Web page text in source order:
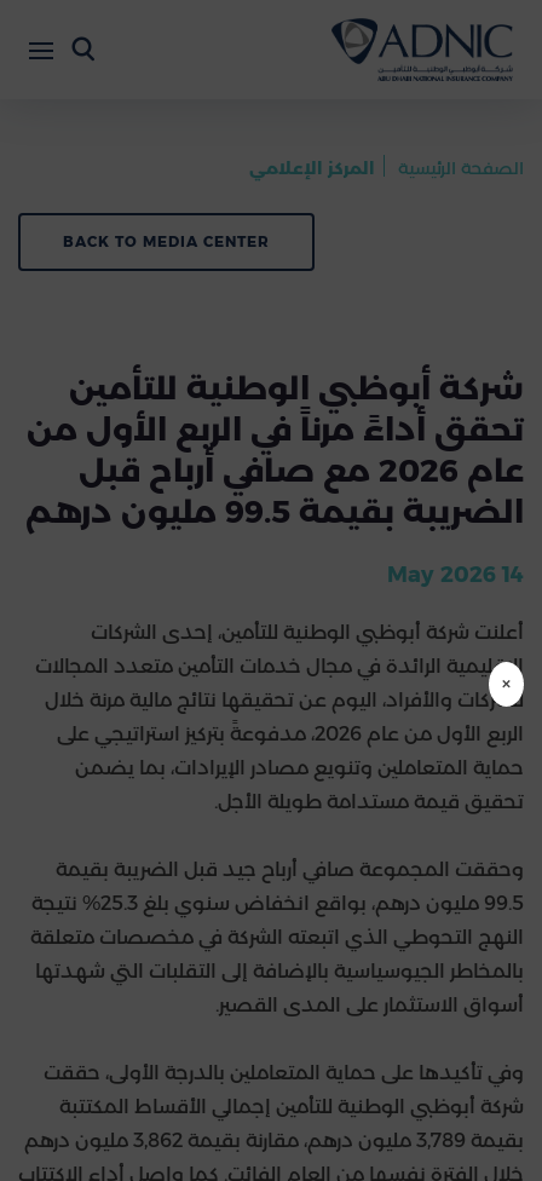
الصفحة الرئيسية المركز الإعلامي
BACK TO MEDIA CENTER
شركة أبوظبي الوطنية للتأمين
تحقق أداءً مرناً في الربع الأول من
عام 2026 مع صافي أرباح قبل
الضريبة بقيمة 99.5 مليون درهم
14 May 2026
أعلنت شركة أبوظبي الوطنية للتأمين، إحدى الشركات
الإقليمية الرائدة في مجال خدمات التأمين متعدد المجالات
للشركات والأفراد، اليوم عن تحقيقها نتائج مالية مرنة خلال
الربع الأول من عام 2026، مدفوعةً بتركيز استراتيجي على
حماية المتعاملين وتنويع مصادر الإيرادات، بما يضمن
تحقيق قيمة مستدامة طويلة الأجل.
وحققت المجموعة صافي أرباح جيد قبل الضريبة بقيمة
99.5 مليون درهم، بواقع انخفاض سنوي بلغ 25.3% نتيجة
النهج التحوطي الذي اتبعته الشركة في مخصصات متعلقة
بالمخاطر الجيوسياسية بالإضافة إلى التقلبات التي شهدتها
أسواق الاستثمار على المدى القصير.
وفي تأكيدها على حماية المتعاملين بالدرجة الأولى، حققت
شركة أبوظبي الوطنية للتأمين إجمالي الأقساط المكتتبة
بقيمة 3,789 مليون درهم، مقارنة بقيمة 3,862 مليون درهم
خلال الفترة نفسها من العام الفائت. كما واصل أداء الاكتتاب
×